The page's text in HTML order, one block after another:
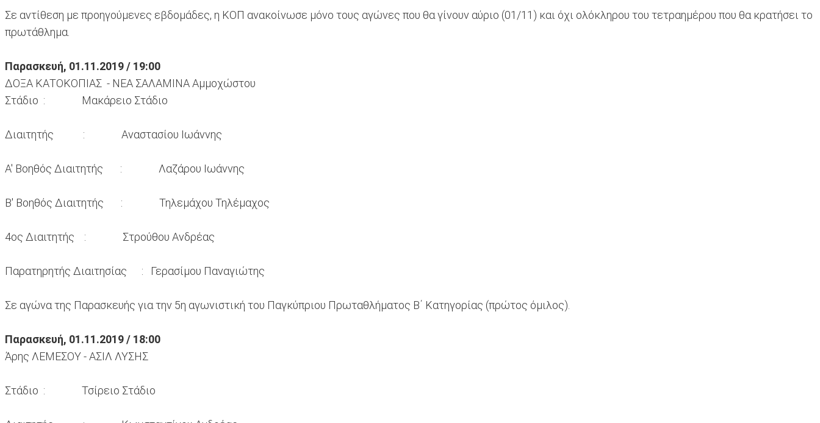
Σε αντίθεση με προηγούμενες εβδομάδες, η ΚΟΠ ανακοίνωσε μόνο τους αγώνες που θα γίνουν αύριο (01/11) και όχι ολόκληρου του τετραημέρου που θα κρατήσει το
πρωτάθλημα.
Παρασκευή, 01.11.2019 / 19:00
ΔΟΞΑ ΚΑΤΟΚΟΠΙΑΣ - ΝΕΑ ΣΑΛΑΜΙΝΑ Αμμοχώστου
Στάδιο : Μακάρειο Στάδιο
Διαιτητής : Αναστασίου Ιωάννης
Α' Βοηθός Διαιτητής : Λαζάρου Ιωάννης
Β' Βοηθός Διαιτητής : Τηλεμάχου Τηλέμαχος
4ος Διαιτητής : Στρούθου Ανδρέας
Παρατηρητής Διαιτησίας : Γερασίμου Παναγιώτης
Σε αγώνα της Παρασκευής για την 5η αγωνιστική του Παγκύπριου Πρωταθλήματος Β΄ Κατηγορίας (πρώτος όμιλος).
Παρασκευή, 01.11.2019 / 18:00
Άρης ΛΕΜΕΣΟΥ - ΑΣΙΛ ΛΥΣΗΣ
Στάδιο : Τσίρειο Στάδιο